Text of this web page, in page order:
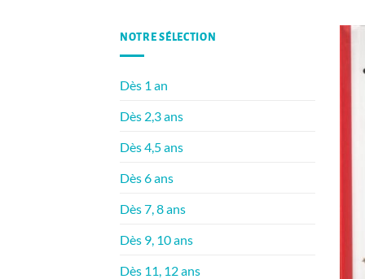
NOTRE SÉLECTION
Dès 1 an
Dès 2,3 ans
Dès 4,5 ans
Dès 6 ans
Dès 7, 8 ans
Dès 9, 10 ans
Dès 11, 12 ans